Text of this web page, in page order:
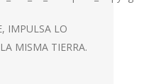
IMPULSA LO
MISMA TIERRA.